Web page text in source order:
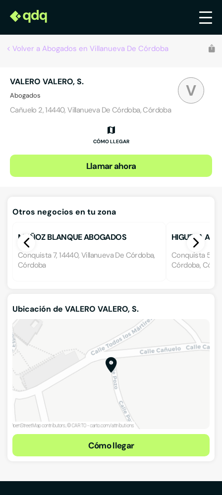
Volver a Abogados en Villanueva De Córdoba
V
VALERO VALERO, S.
Abogados
Cañuelo 2, 14440, Villanueva De Córdoba, Córdoba
CÓMO LLEGAR
Llamar ahora
Otros negocios en tu zona
MUÑOZ BLANQUE ABOGADOS
Conquista 7, 14440, Villanueva De Córdoba,
Córdoba
HIGUERA
Conquista 5,
Córdoba,
Ubicación de VALERO VALERO, S.
Cómo llegar